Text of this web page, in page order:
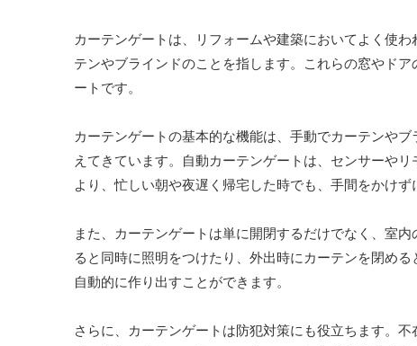
カーテンゲートは、リフォームや建築においてよく使
テンやブラインドのことを指します。これらの窓やド
ートです。
カーテンゲートの基本的な機能は、手動でカーテンや
えてきています。自動カーテンゲートは、センサーや
より、忙しい朝や夜遅く帰宅した時でも、手間をかけ
また、カーテンゲートは単に開閉するだけでなく、室
ると同時に照明をつけたり、外出時にカーテンを閉め
自動的に作り出すことができます。
さらに、カーテンゲートは防犯対策にも役立ちます。